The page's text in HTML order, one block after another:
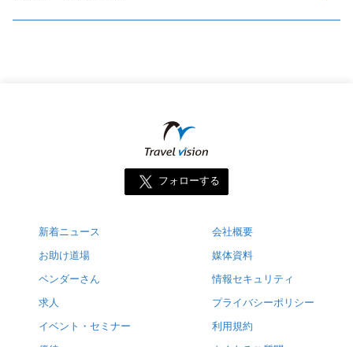
フォローする
新着ニュース
お助け道場
ベンダーさん
求人
イベント・セミナー
会社概要
媒体資料
情報セキュリティ
プライバシーポリシー
利用規約